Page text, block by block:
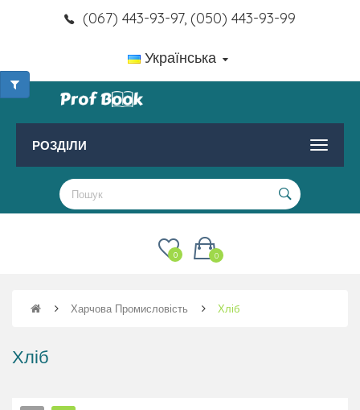
(067) 443-93-97, (050) 443-93-99
Українська
РОЗДІЛИ
0
0
Харчова Промисловість Хліб
Хліб